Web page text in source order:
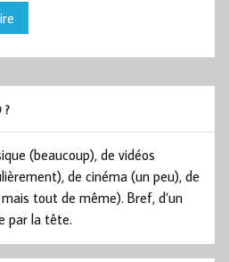
?
(beaucoup), de vidéos
de cinéma (un peu), de
tout de même). Bref, d’un
par la tête.